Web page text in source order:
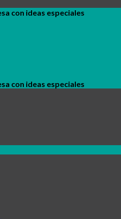
con ideas especiales
con ideas especiales